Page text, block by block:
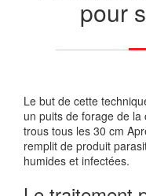
pour
Le but de cette
un puits de forage de
trous tous les 30 cm
remplit de produit
humides et infectées.